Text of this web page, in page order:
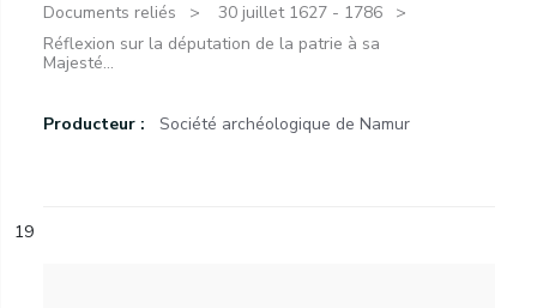
Documents reliés
30 juillet 1627 - 1786
Réflexion sur la députation de la patrie à sa
Majesté...
Producteur : Société archéologique de Namur
19